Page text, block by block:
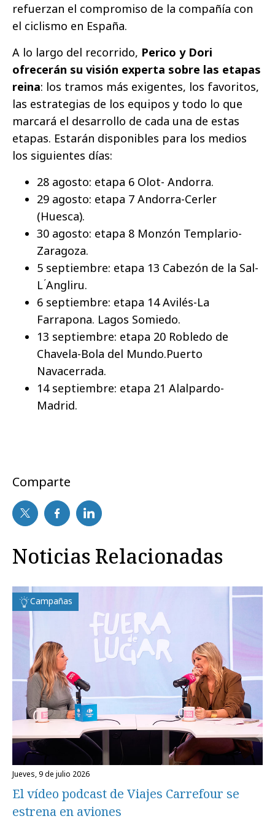
refuerzan el compromiso de la compañía con
el ciclismo en España.
A lo largo del recorrido, Perico y Dori
ofrecerán su visión experta sobre las etapas
reina: los tramos más exigentes, los favoritos,
las estrategias de los equipos y todo lo que
marcará el desarrollo de cada una de estas
etapas. Estarán disponibles para los medios
los siguientes días:
28 agosto: etapa 6 Olot- Andorra.
29 agosto: etapa 7 Andorra-Cerler
(Huesca).
30 agosto: etapa 8 Monzón Templario-
Zaragoza.
5 septiembre: etapa 13 Cabezón de la Sal-
L ́Angliru.
6 septiembre: etapa 14 Avilés-La
Farrapona. Lagos Somiedo.
13 septiembre: etapa 20 Robledo de
Chavela-Bola del Mundo.Puerto
Navacerrada.
14 septiembre: etapa 21 Alalpardo-
Madrid.
Comparte
Noticias Relacionadas
Campañas
jueves, 9 de julio 2026
El vídeo podcast de Viajes Carrefour se
estrena en aviones